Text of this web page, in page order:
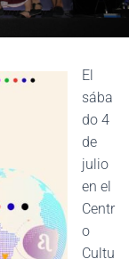
El
sába
do 4
de
julio
en el
Centr
o
Cultu